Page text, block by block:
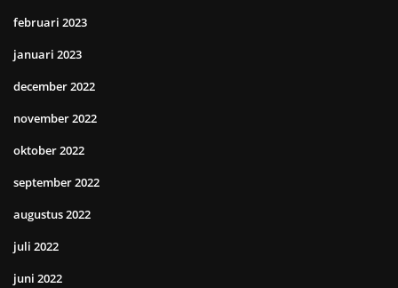
februari 2023
januari 2023
december 2022
november 2022
oktober 2022
september 2022
augustus 2022
juli 2022
juni 2022